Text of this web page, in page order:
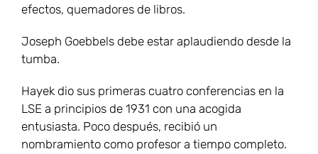
efectos, quemadores de libros.
Joseph Goebbels debe estar aplaudiendo desde la
tumba.
Hayek dio sus primeras cuatro conferencias en la
LSE a principios de 1931 con una acogida
entusiasta. Poco después, recibió un
nombramiento como profesor a tiempo completo.